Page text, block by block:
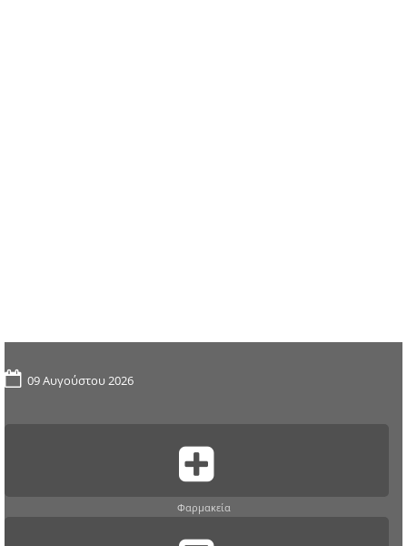
09 Αυγούστου 2026
Φαρμακεία